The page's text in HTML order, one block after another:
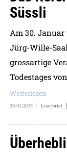
Süssli
Am 30.
Jürg-Wille-
grossartige
Todestages
Weiterlesen
20.02.2025 Leserbrief